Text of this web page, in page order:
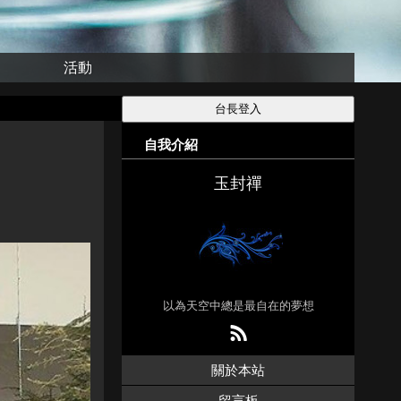
活動
自我介紹
玉封禪
以為天空中總是最自在的夢想
關於本站